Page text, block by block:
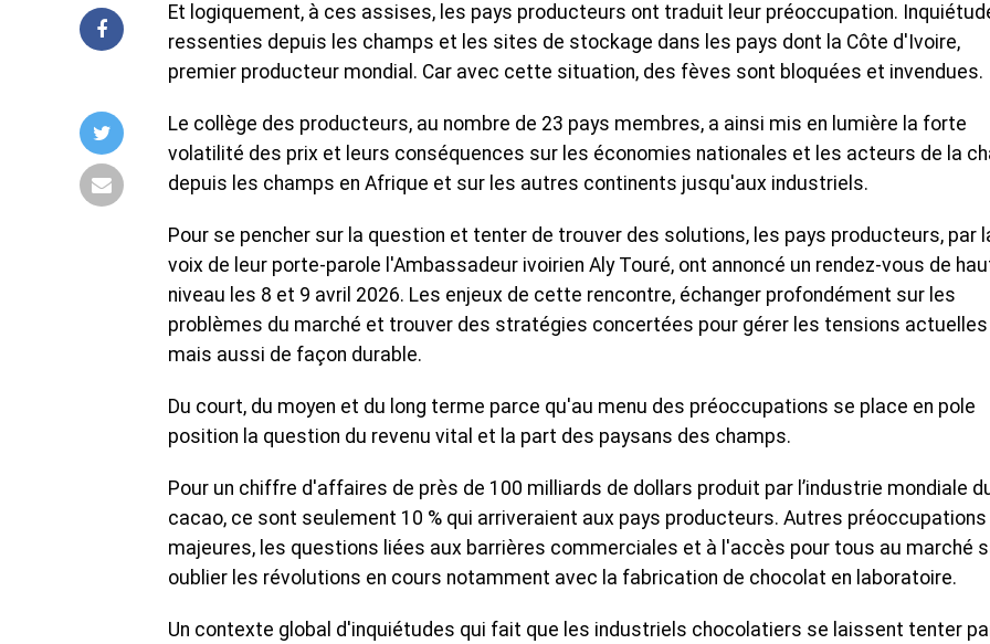
Et logiquement, à ces assises, les pays producteurs ont traduit leur préoccupation.
ressenties depuis les champs et les sites de stockage dans les pays dont la Côte d'Ivoire,
premier producteur mondial. Car avec cette situation, des fèves sont bloquées et invendues.
Le collège des producteurs, au nombre de 23 pays membres, a ainsi mis en lumière la forte
volatilité des prix et leurs conséquences sur les économies nationales et les acteurs de la
depuis les champs en Afrique et sur les autres continents jusqu'aux industriels.
Pour se pencher sur la question et tenter de trouver des solutions, les pays producteurs, par
voix de leur porte-parole l'Ambassadeur ivoirien Aly Touré, ont annoncé un rendez-vous de
niveau les 8 et 9 avril 2026. Les enjeux de cette rencontre, échanger profondément sur les
problèmes du marché et trouver des stratégies concertées pour gérer les tensions actuelles
mais aussi de façon durable.
Du court, du moyen et du long terme parce qu'au menu des préoccupations se place en pole
position la question du revenu vital et la part des paysans des champs.
Pour un chiffre d'affaires de près de 100 milliards de dollars produit par l’industrie mondiale
cacao, ce sont seulement 10 % qui arriveraient aux pays producteurs. Autres préoccupations
majeures, les questions liées aux barrières commerciales et à l'accès pour tous au marché
oublier les révolutions en cours notamment avec la fabrication de chocolat en laboratoire.
Un contexte global d'inquiétudes qui fait que les industriels chocolatiers se laissent tenter